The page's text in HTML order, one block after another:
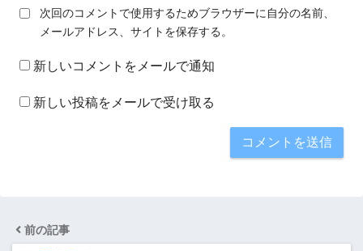
次回のコメントで使用するためブラウザーに自分の名前、
メールアドレス、サイトを保存する。
新しいコメントをメールで通知
新しい投稿をメールで受け取る
前の記事